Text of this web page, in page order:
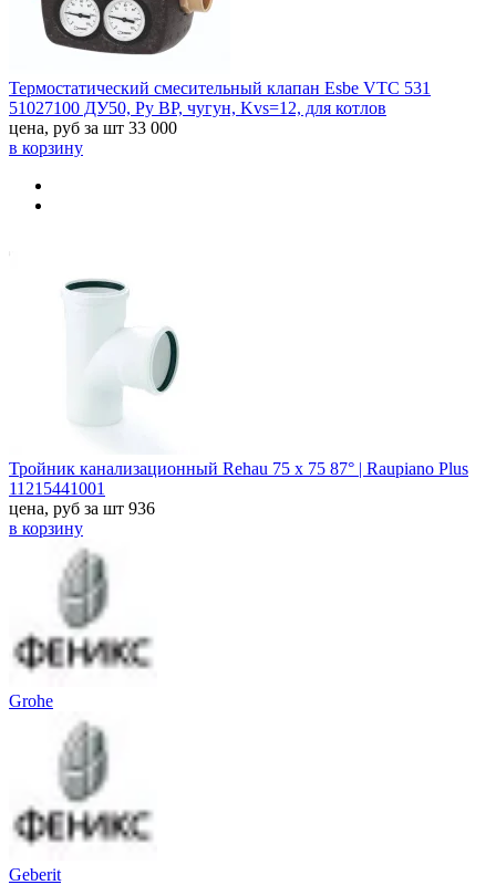
Термостатический смесительный клапан Esbe VTC 531
51027100 ДУ50, Ру BP, чугун, Kvs=12, для котлов
цена, руб за шт 33 000
в корзину
Тройник канализационный Rehau 75 х 75 87° | Raupiano Plus
11215441001
цена, руб за шт 936
в корзину
Grohe
Geberit